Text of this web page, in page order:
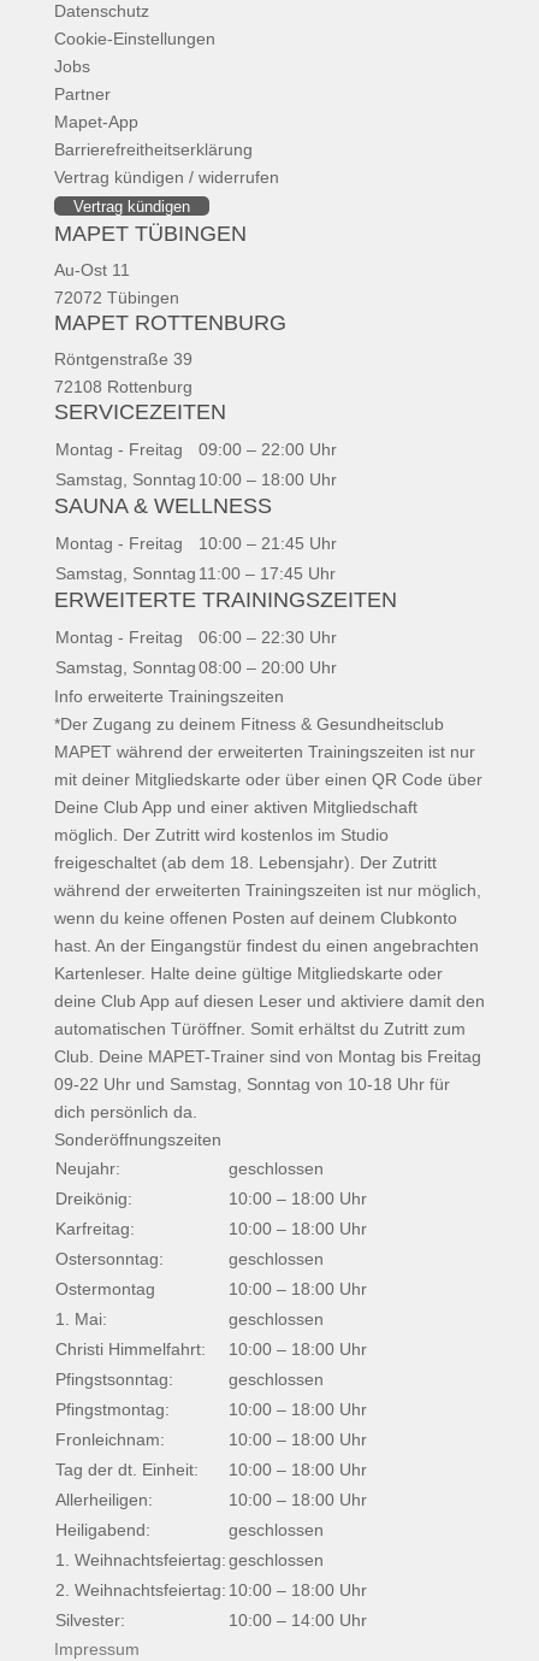
Datenschutz
Cookie-Einstellungen
Jobs
Partner
Mapet-App
Barrierefreitheitserklärung
Vertrag kündigen / widerrufen
Vertrag kündigen
MAPET TÜBINGEN
Au-Ost 11
72072 Tübingen
MAPET ROTTENBURG
Röntgenstraße 39
72108 Rottenburg
SERVICEZEITEN
Montag - Freitag
09:00 – 22:00 Uhr
Samstag, Sonntag 10:00 – 18:00 Uhr
SAUNA & WELLNESS
Montag - Freitag
10:00 – 21:45 Uhr
Samstag, Sonntag 11:00 – 17:45 Uhr
ERWEITERTE TRAININGSZEITEN
Montag - Freitag
06:00 – 22:30 Uhr
Samstag, Sonntag08:00 – 20:00 Uhr
Info erweiterte Trainingszeiten
*Der Zugang zu deinem Fitness & Gesundheitsclub
MAPET während der erweiterten Trainingszeiten ist nur
mit deiner Mitgliedskarte oder über einen QR Code über
Deine Club App und einer aktiven Mitgliedschaft
möglich. Der Zutritt wird kostenlos im Studio
freigeschaltet (ab dem 18. Lebensjahr). Der Zutritt
während der erweiterten Trainingszeiten ist nur möglich,
wenn du keine offenen Posten auf deinem Clubkonto
hast. An der Eingangstür findest du einen angebrachten
Kartenleser. Halte deine gültige Mitgliedskarte oder
deine Club App auf diesen Leser und aktiviere damit den
automatischen Türöffner. Somit erhältst du Zutritt zum
Club. Deine MAPET-Trainer sind von Montag bis Freitag
09-22 Uhr und Samstag, Sonntag von 10-18 Uhr für
dich persönlich da.
Sonderöffnungszeiten
Neujahr:
geschlossen
Dreikönig:
10:00 – 18:00 Uhr
Karfreitag:
10:00 – 18:00 Uhr
Ostersonntag:
geschlossen
Ostermontag
10:00 – 18:00 Uhr
1. Mai:
geschlossen
Christi Himmelfahrt:
10:00 – 18:00 Uhr
Pfingstsonntag:
geschlossen
Pfingstmontag:
10:00 – 18:00 Uhr
Fronleichnam:
10:00 – 18:00 Uhr
Tag der dt. Einheit:
10:00 – 18:00 Uhr
Allerheiligen:
10:00 – 18:00 Uhr
Heiligabend:
geschlossen
1. Weihnachtsfeiertag:geschlossen
2. Weihnachtsfeiertag: 10:00 – 18:00 Uhr
Silvester:
10:00 – 14:00 Uhr
Impressum